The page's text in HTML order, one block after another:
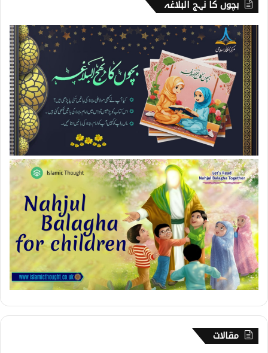
بچوں کا نہج البلاغہ
مقالات